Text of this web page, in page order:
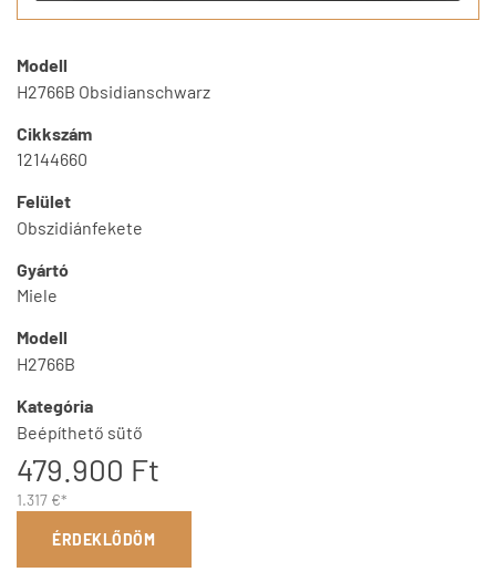
Modell
H2766B Obsidianschwarz
Cikkszám
12144660
Felület
Obszidiánfekete
Gyártó
Miele
Modell
H2766B
Kategória
Beépíthető sütő
479.900 Ft
1.317 €*
ÉRDEKLŐDÖM